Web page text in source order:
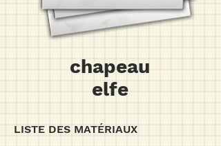
chapeau
elfe
LISTE DES MATÉRIAUX